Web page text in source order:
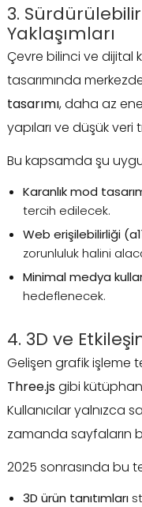
3.
Yaklaşımları
Çevre bilinci ve dijital
tasarımında
tasarımı, daha az
yapıları ve düşük
Bu kapsamda şu
Karanlık mod
tercih edilecek.
Web erişilebilirliği
zorunluluk halini
Minimal medya
hedeflenecek.
4. 3D ve
Gelişen grafik işleme
Three.jsgibi
Kullanıcılar yalnızca
zamanda sayfaların
2025 sonrasında bu
3D ürün tanıtımları